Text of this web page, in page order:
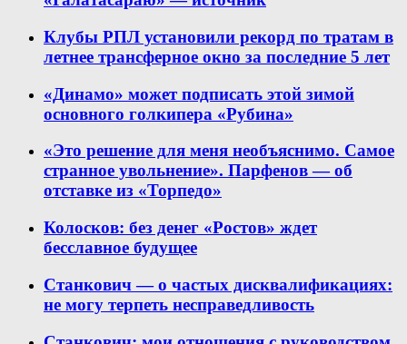
Клубы РПЛ установили рекорд по тратам в
летнее трансферное окно за последние 5 лет
«Динамо» может подписать этой зимой
основного голкипера «Рубина»
«Это решение для меня необъяснимо. Самое
странное увольнение». Парфенов — об
отставке из «Торпедо»
Колосков: без денег «Ростов» ждет
бесславное будущее
Станкович — о частых дисквалификациях:
не могу терпеть несправедливость